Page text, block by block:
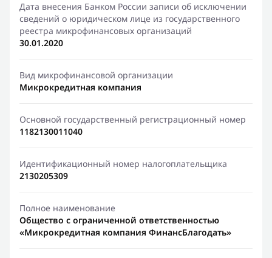
Дата внесения Банком России записи об исключении
сведений о юридическом лице из государственного
реестра микрофинансовых организаций
30.01.2020
Вид микрофинансовой организации
Микрокредитная компания
Основной государственный регистрационный номер
1182130011040
Идентификационный номер налогоплательщика
2130205309
Полное наименование
Общество с ограниченной ответственностью
«Микрокредитная компания ФинансБлагодать»